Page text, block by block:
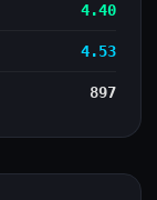
4.40
4.53
897